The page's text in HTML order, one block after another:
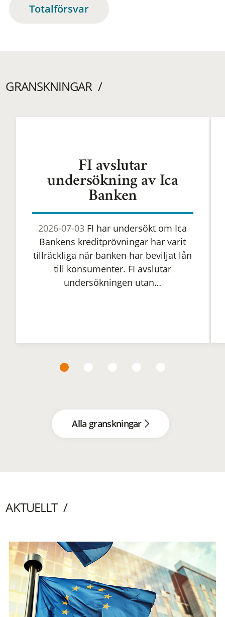
Totalförsvar
GRANSKNINGAR
FI avslutar
undersökning av Ica
Banken
2026-07-03 FI har undersökt om Ica
Bankens kreditprövningar har varit
tillräckliga när banken har beviljat lån
till konsumenter. FI avslutar
undersökningen utan…
Alla granskningar
AKTUELLT